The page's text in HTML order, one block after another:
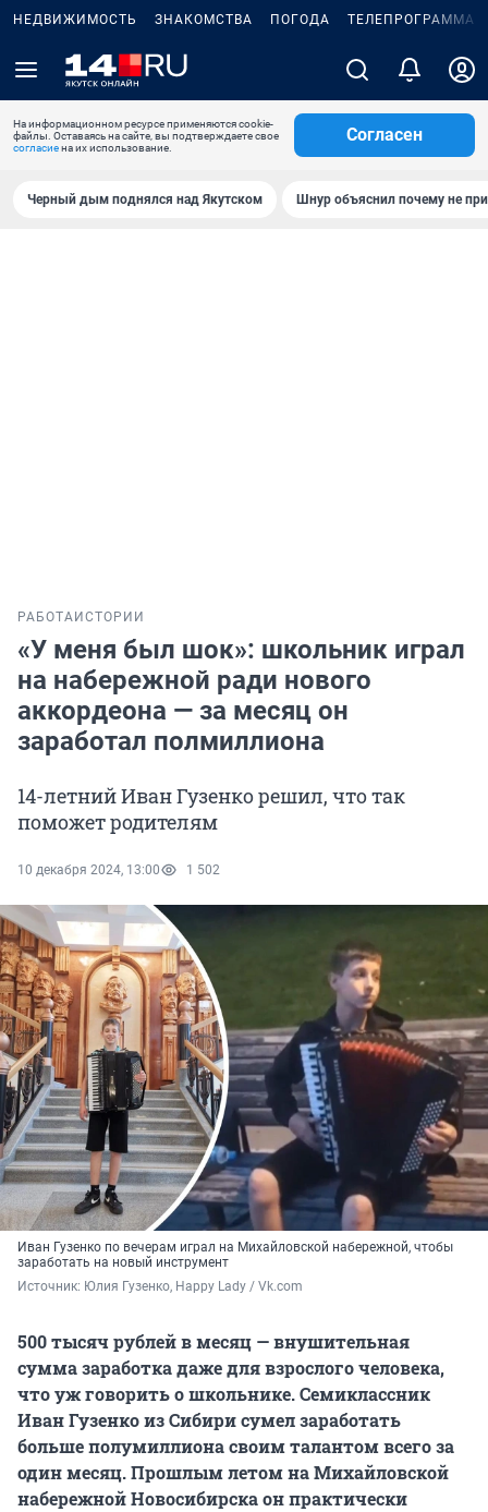
НЕДВИЖИМОСТЬ ЗНАКОМСТВА ПОГОДА ТЕЛЕПРОГРАММА
На информационном ресурсе применяются cookie-
файлы. Оставаясь на сайте, вы подтверждаете свое
согласиена их использование.
Согласен
Черный дым поднялся над Якутском Шнур объяснил почему не
РАБОТА ИСТОРИИ
«У меня был шок»: школьник играл
на набережной ради нового
аккордеона — за месяц он
заработал полмиллиона
14-летний Иван Гузенко решил, что так
поможет родителям
10 декабря 2024, 13:00 1 502
Иван Гузенко по вечерам играл на Михайловской набережной, чтобы
заработать на новый инструмент
Источник: Юлия Гузенко, Happy Lady / Vk.com
500 тысяч рублей в месяц — внушительная
сумма заработка даже для взрослого человека,
что уж говорить о школьнике. Семиклассник
Иван Гузенко из Сибири сумел заработать
больше полумиллиона своим талантом всего за
один месяц. Прошлым летом на Михайловской
набережной Новосибирска он практически